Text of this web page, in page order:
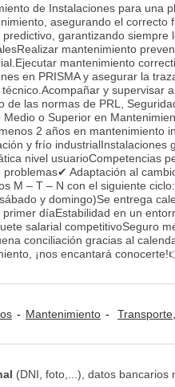
de Instalaciones para una
asegurando el correcto
garantizando
mantenimiento
mantenimiento
en PRISMA y asegurar la
y supervisar
de las normas de PRL,
o Superior en
2 años en mantenimiento
y frío industrialInstalaciones
nivel usuarioCompetencias
Adaptación al
M – T – N con el siguiente
y domingo)Se entrega
díaEstabilidad en un
salarial competitivoSeguro
conciliación gracias al
¡nos encantará
Mantenimiento
(DNI, foto,...), datos bancarios